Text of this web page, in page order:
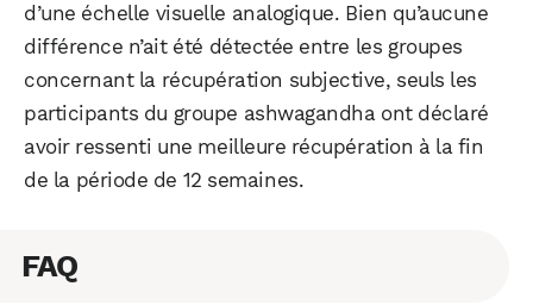
d’une échelle visuelle analogique. Bien qu’aucune
différence n’ait été détectée entre les groupes
concernant la récupération subjective, seuls les
participants du groupe ashwagandha ont déclaré
avoir ressenti une meilleure récupération à la fin
de la période de 12 semaines.
FAQ